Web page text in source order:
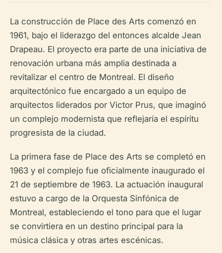
La construcción de Place des Arts comenzó en
1961, bajo el liderazgo del entonces alcalde Jean
Drapeau. El proyecto era parte de una iniciativa de
renovación urbana más amplia destinada a
revitalizar el centro de Montreal. El diseño
arquitectónico fue encargado a un equipo de
arquitectos liderados por Victor Prus, que imaginó
un complejo modernista que reflejaría el espíritu
progresista de la ciudad.
La primera fase de Place des Arts se completó en
1963 y el complejo fue oficialmente inaugurado el
21 de septiembre de 1963. La actuación inaugural
estuvo a cargo de la Orquesta Sinfónica de
Montreal, estableciendo el tono para que el lugar
se convirtiera en un destino principal para la
música clásica y otras artes escénicas.